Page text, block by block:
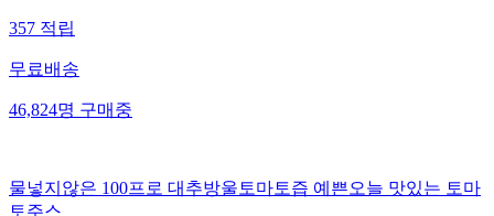
357적립
무료배송
46,824명구매중
물넣지않은 100프로 대추방울토마토즙 예쁜오늘 맛있는 토마